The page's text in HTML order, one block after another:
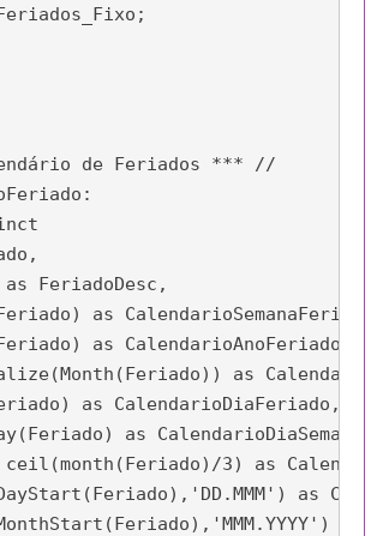
de Feriados *** //
FeriadoDesc,
as
as CalendarioAnoFeriado,
as
as CalendarioDiaFeriado,
as
3) as
as